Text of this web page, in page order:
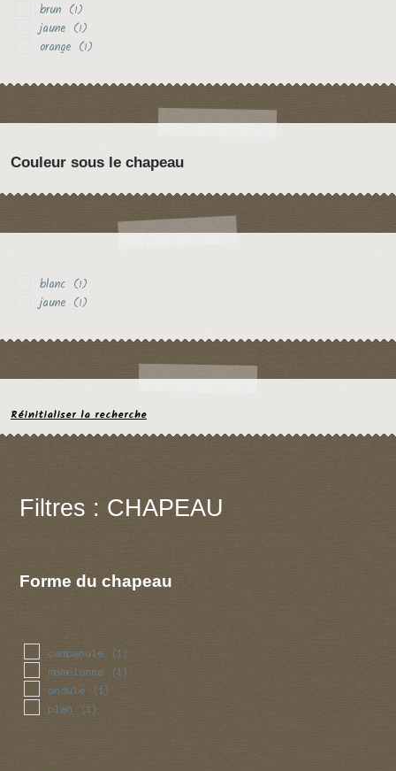
brun (1)
jaune (1)
orange (1)
Couleur sous le chapeau
blanc (1)
jaune (1)
Réinitialiser la recherche
Filtres : CHAPEAU
Forme du chapeau
campanule (1)
mamelonne (1)
ondule (1)
plan (1)